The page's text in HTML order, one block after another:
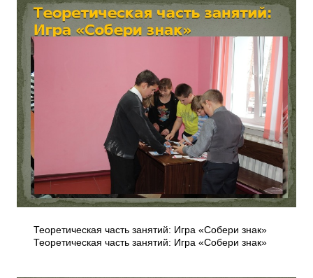
Теоретическая часть занятий: Игра «Собери знак»
Теоретическая часть занятий: Игра «Собери знак»